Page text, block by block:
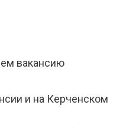
вакансию
и на Керченском